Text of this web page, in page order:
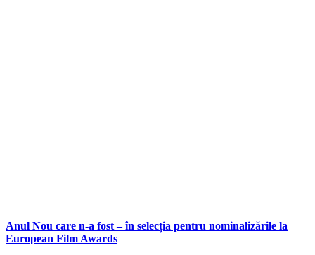
Anul Nou care n-a fost – în selecția pentru nominalizările la
European Film Awards